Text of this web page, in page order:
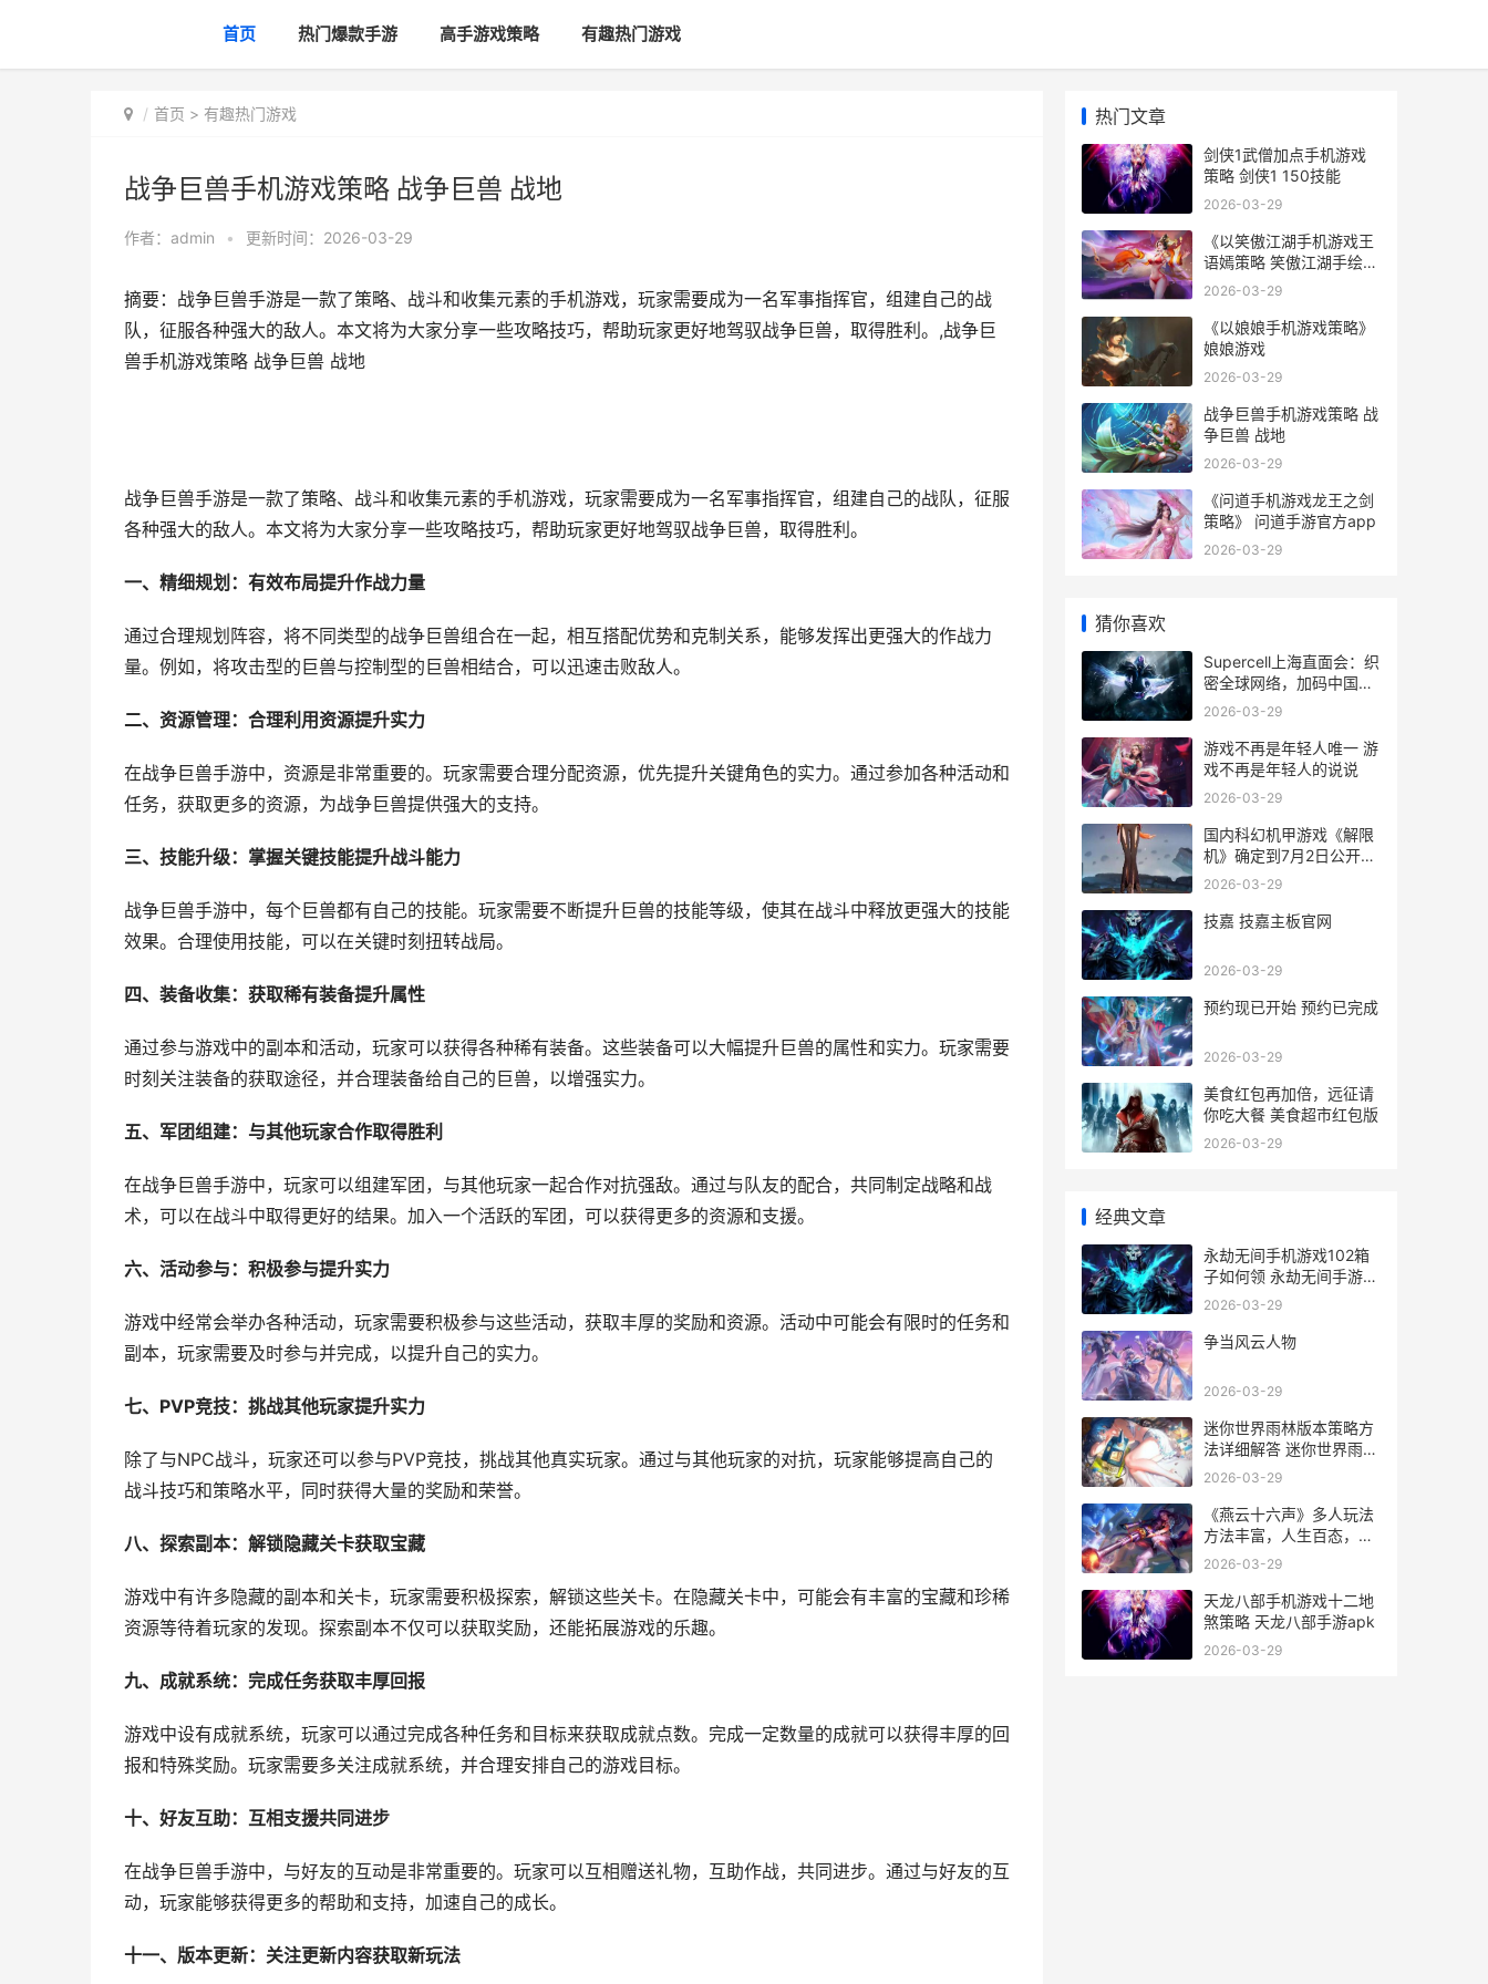
首页 热门爆款手游 高手游戏策略 有趣热门游戏
首页 > 有趣热门游戏
战争巨兽手机游戏策略 战争巨兽 战地
作者： admin • 更新时间：2026-03-29
摘要：战争巨兽手游是一款了策略、战斗和收集元素的手机游戏，玩家需要成为一名军事指挥官，组建自己的战
队，征服各种强大的敌人。本文将为大家分享一些攻略技巧，帮助玩家更好地驾驭战争巨兽，取得胜利。,战争巨
兽手机游戏策略 战争巨兽 战地
战争巨兽手游是一款了策略、战斗和收集元素的手机游戏，玩家需要成为一名军事指挥官，组建自己的战队，征服
各种强大的敌人。本文将为大家分享一些攻略技巧，帮助玩家更好地驾驭战争巨兽，取得胜利。
一、精细规划：有效布局提升作战力量
通过合理规划阵容，将不同类型的战争巨兽组合在一起，相互搭配优势和克制关系，能够发挥出更强大的作战力
量。例如，将攻击型的巨兽与控制型的巨兽相结合，可以迅速击败敌人。
二、资源管理：合理利用资源提升实力
在战争巨兽手游中，资源是非常重要的。玩家需要合理分配资源，优先提升关键角色的实力。通过参加各种活动和
任务，获取更多的资源，为战争巨兽提供强大的支持。
三、技能升级：掌握关键技能提升战斗能力
战争巨兽手游中，每个巨兽都有自己的技能。玩家需要不断提升巨兽的技能等级，使其在战斗中释放更强大的技能
效果。合理使用技能，可以在关键时刻扭转战局。
四、装备收集：获取稀有装备提升属性
通过参与游戏中的副本和活动，玩家可以获得各种稀有装备。这些装备可以大幅提升巨兽的属性和实力。玩家需要
时刻关注装备的获取途径，并合理装备给自己的巨兽，以增强实力。
五、军团组建：与其他玩家合作取得胜利
在战争巨兽手游中，玩家可以组建军团，与其他玩家一起合作对抗强敌。通过与队友的配合，共同制定战略和战
术，可以在战斗中取得更好的结果。加入一个活跃的军团，可以获得更多的资源和支援。
六、活动参与：积极参与提升实力
游戏中经常会举办各种活动，玩家需要积极参与这些活动，获取丰厚的奖励和资源。活动中可能会有限时的任务和
副本，玩家需要及时参与并完成，以提升自己的实力。
七、PVP竞技：挑战其他玩家提升实力
除了与NPC战斗，玩家还可以参与PVP竞技，挑战其他真实玩家。通过与其他玩家的对抗，玩家能够提高自己的
战斗技巧和策略水平，同时获得大量的奖励和荣誉。
八、探索副本：解锁隐藏关卡获取宝藏
游戏中有许多隐藏的副本和关卡，玩家需要积极探索，解锁这些关卡。在隐藏关卡中，可能会有丰富的宝藏和珍稀
资源等待着玩家的发现。探索副本不仅可以获取奖励，还能拓展游戏的乐趣。
九、成就系统：完成任务获取丰厚回报
游戏中设有成就系统，玩家可以通过完成各种任务和目标来获取成就点数。完成一定数量的成就可以获得丰厚的回
报和特殊奖励。玩家需要多关注成就系统，并合理安排自己的游戏目标。
十、好友互助：互相支援共同进步
在战争巨兽手游中，与好友的互动是非常重要的。玩家可以互相赠送礼物，互助作战，共同进步。通过与好友的互
动，玩家能够获得更多的帮助和支持，加速自己的成长。
十一、版本更新：关注更新内容获取新玩法
热门文章
剑侠1武僧加点手机游戏
策略 剑侠1 150技能
2026-03-29
《以笑傲江湖手机游戏王
语嫣策略 笑傲江湖手绘道
具复赛
2026-03-29
《以娘娘手机游戏策略》
娘娘游戏
2026-03-29
战争巨兽手机游戏策略 战
争巨兽 战地
2026-03-29
《问道手机游戏龙王之剑
策略》 问道手游官方app
2026-03-29
猜你喜欢
Supercell上海直面会：织
密全球网络，加码中国玩
家唯一尝试 supercell上
2026-03-29
游戏不再是年轻人唯一 游
戏不再是年轻人的说说
2026-03-29
国内科幻机甲游戏《解限
机》确定到7月2日公开测
试，登顶Steam国内游戏
游戏排名
2026-03-29
技嘉 技嘉主板官网
2026-03-29
预约现已开始 预约已完成
2026-03-29
美食红包再加倍，远征请
你吃大餐 美食超市红包版
2026-03-29
经典文章
永劫无间手机游戏102箱
子如何领 永劫无间手游
app
2026-03-29
争当风云人物
2026-03-29
迷你世界雨林版本策略方
法详细解答 迷你世界雨林
版本下载安装0.53.0
2026-03-29
《燕云十六声》多人玩法
方法丰富，人生百态，任
君选择 燕云十六声官服下
2026-03-29
天龙八部手机游戏十二地
煞策略 天龙八部手游apk
2026-03-29